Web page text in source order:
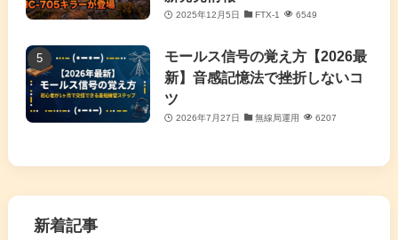
2025年12月5日 FTX-1 6549
モールス信号の覚え方【2026最
新】音感記憶法で挫折しないコ
ツ
2026年7月27日 無線局運用 6207
新着記事